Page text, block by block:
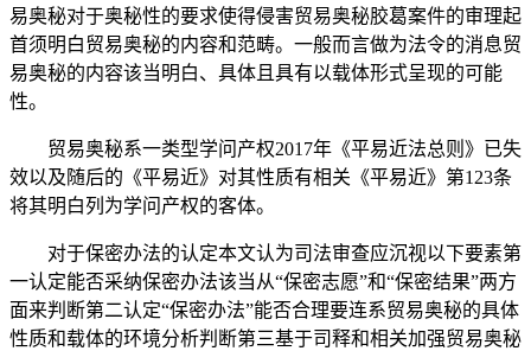
易奥秘对于奥秘性的要求使得侵害贸易奥秘胶葛案件的审理起
首须明白贸易奥秘的内容和范畴。一般而言做为法令的消息贸
易奥秘的内容该当明白、具体且具有以载体形式呈现的可能
性。
贸易奥秘系一类型学问产权2017年《平易近法总则》已失
效以及随后的《平易近》对其性质有相关《平易近》第123条
将其明白列为学问产权的客体。
对于保密办法的认定本文认为司法审查应沉视以下要素第
一认定能否采纳保密办法该当从“保密志愿”和“保密结果”两方
面来判断第二认定“保密办法”能否合理要连系贸易奥秘的具体
性质和载体的环境分析判断第三基于司释和相关加强贸易奥秘